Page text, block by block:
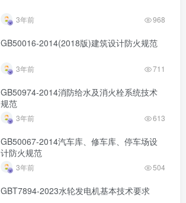
3年前 968
GB50016-2014(2018版)建筑设计防火规范
3年前 711
GB50974-2014消防给水及消火栓系统技术
规范
3年前 613
GB50067-2014汽车库、修车库、停车场设
计防火规范
3年前 504
GBT7894-2023水轮发电机基本技术要求